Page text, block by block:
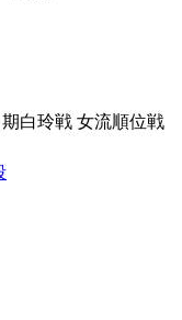
白玲戦 女流順位戦